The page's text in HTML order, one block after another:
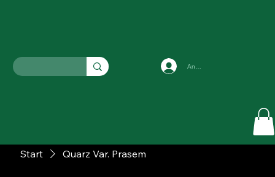
Anmelden
Start Quarz Var. Prasem